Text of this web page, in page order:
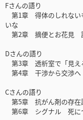
Fさんの語り
第1章 得体のしれない
いな
第2章 摘便とお花見
Dさんの語り
第3章 透析室で「見
第4章 干渉から交渉
Cさんの語り
第5章 抗がん剤の存在
第6章 シグナル 死に